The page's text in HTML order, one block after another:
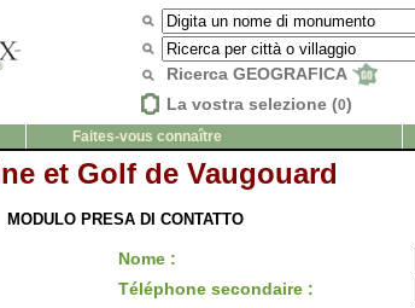
Ricerca GEOGRAFICA
La vostra selezione (0)
Faites-vous connaître
et Golf de Vaugouard
MODULO PRESA DI CONTATTO
Nome :
Téléphone secondaire :